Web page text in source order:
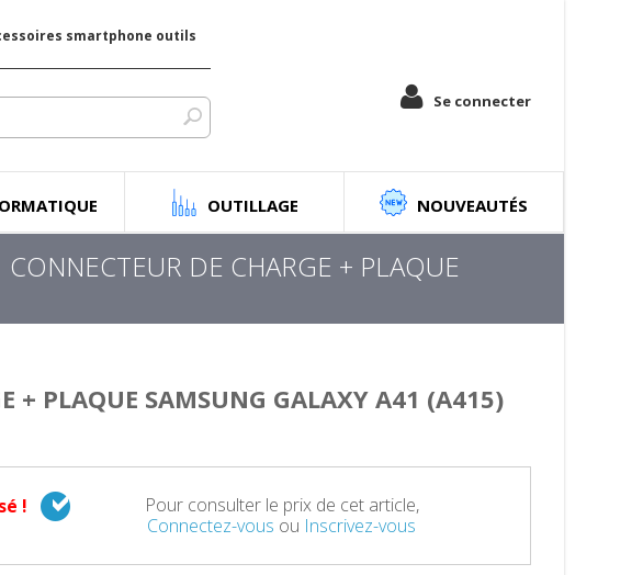
smartphone outils
Se connecter
OUTILLAGE NOUVEAUTÉS
CONNECTEUR DE CHARGE + PLAQUE
+ PLAQUE SAMSUNG GALAXY A41 (A415)
!
Pour consulter le prix de cet article,
Connectez-vous ou Inscrivez-vous